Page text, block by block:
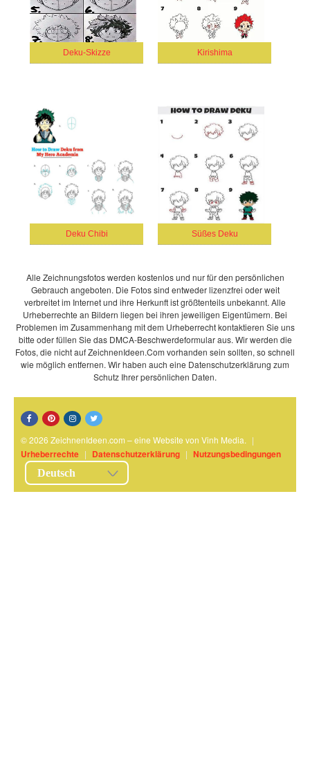
Deku-Skizze Kirishima
Deku Chibi Süßes Deku
Alle Zeichnungsfotos werden kostenlos und nur für den persönlichen
Gebrauch angeboten. Die Fotos sind entweder lizenzfrei oder weit
verbreitet im Internet und ihre Herkunft ist größtenteils unbekannt. Alle
Urheberrechte an Bildern liegen bei ihren jeweiligen Eigentümern. Bei
Problemen im Zusammenhang mit dem Urheberrecht kontaktieren Sie uns
bitte oder füllen Sie das DMCA-Beschwerdeformular aus. Wir werden die
Fotos, die nicht auf ZeichnenIdeen.Com vorhanden sein sollten, so schnell
wie möglich entfernen. Wir haben auch eine Datenschutzerklärung zum
Schutz Ihrer persönlichen Daten.
© 2026 ZeichnenIdeen.com – eine Website von Vinh Media. |
Urheberrechte | Datenschutzerklärung | Nutzungsbedingungen
Deutsch